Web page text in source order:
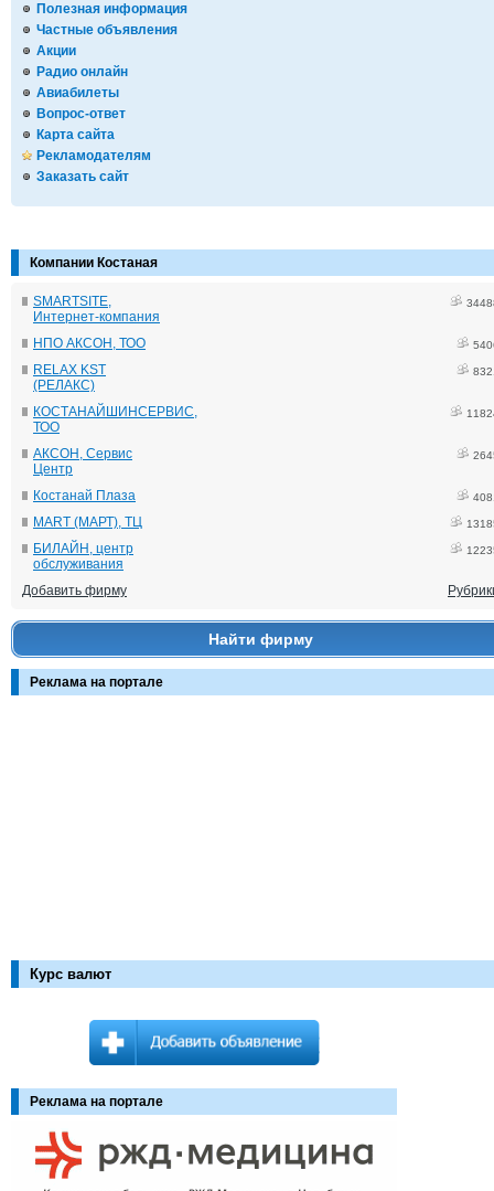
Полезная информация
Частные объявления
Акции
Радио онлайн
Авиабилеты
Вопрос-ответ
Карта сайта
Рекламодателям
Заказать сайт
Компании Костаная
SMARTSITE,
Интернет-компания
НПО АКСОН, ТОО
RELAX KST
(РЕЛАКС)
КОСТАНАЙШИНСЕРВИС,
ТОО
АКСОН, Сервис
Центр
Костанай Плаза
MART (МАРТ), ТЦ
БИЛАЙН, центр
обслуживания
Добавить фирму
Найти фирму
Реклама на портале
Курс валют
Реклама на портале